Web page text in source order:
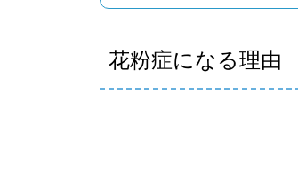
花粉症になる理由